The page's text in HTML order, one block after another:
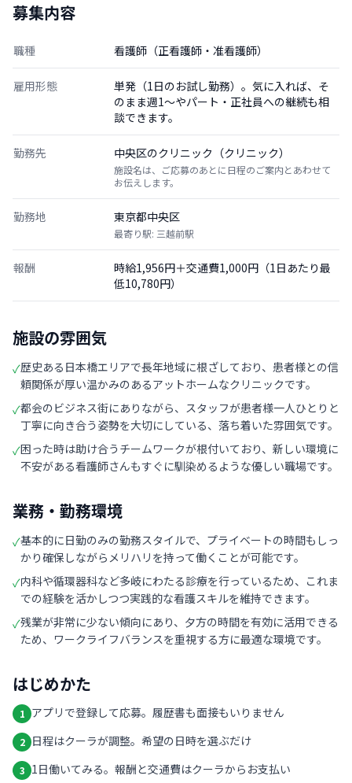
募集内容
職種 看護師（正看護師・准看護師）
雇用形態
単発（1日のお試し勤務）。気に入れば、そ
のまま週1〜やパート・正社員への継続も相
談できます。
勤務先 中央区のクリニック（クリニック）
施設名は、ご応募のあとに日程のご案内とあわせて
お伝えします。
勤務地 東京都中央区
最寄り駅: 三越前駅
報酬
時給1,956円＋交通費1,000円（1日あたり最
低10,780円）
施設の雰囲気
✓歴史ある日本橋エリアで長年地域に根ざしており、患者様との信
頼関係が厚い温かみのあるアットホームなクリニックです。
✓都会のビジネス街にありながら、スタッフが患者様一人ひとりと
丁寧に向き合う姿勢を大切にしている、落ち着いた雰囲気です。
✓困った時は助け合うチームワークが根付いており、新しい環境に
不安がある看護師さんもすぐに馴染めるような優しい職場です。
業務・勤務環境
✓基本的に日勤のみの勤務スタイルで、プライベートの時間もしっ
かり確保しながらメリハリを持って働くことが可能です。
✓内科や循環器科など多岐にわたる診療を行っているため、これま
での経験を活かしつつ実践的な看護スキルを維持できます。
✓残業が非常に少ない傾向にあり、夕方の時間を有効に活用できる
ため、ワークライフバランスを重視する方に最適な環境です。
はじめかた
1 アプリで登録して応募。履歴書も面接もいりません
2 日程はクーラが調整。希望の日時を選ぶだけ
3 1日働いてみる。報酬と交通費はクーラからお支払い